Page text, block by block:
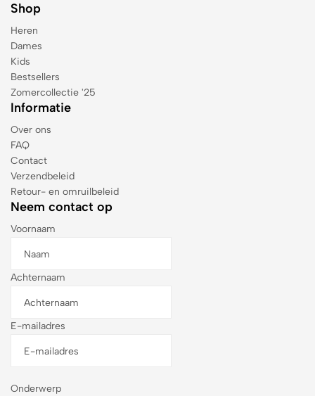
Shop
Heren
Dames
Kids
Bestsellers
Zomercollectie '25
Informatie
Over ons
FAQ
Contact
Verzendbeleid
Retour- en omruilbeleid
Neem contact op
Voornaam
Achternaam
E-mailadres
Onderwerp